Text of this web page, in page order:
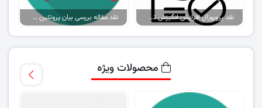
نقد پروپوزال افزایش انگیزش تحصیلی دانش آموزان رشته علوم انسانی دبیرستان… نقد مقاله بررسی بیان پروتئین شوک گرمایی (HSOA2) A2 در موش‌های..
محصولات ویژه